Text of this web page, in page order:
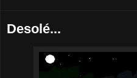
Desolé...